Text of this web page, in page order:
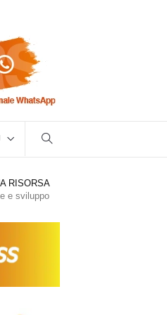
RISORSA
e sviluppo